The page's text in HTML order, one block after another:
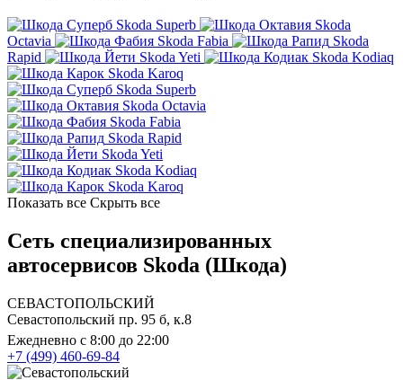
Skoda Superb
Skoda
Octavia
Skoda Fabia
Skoda
Rapid
Skoda Yeti
Skoda Kodiaq
Skoda Karoq
Skoda Superb
Skoda Octavia
Skoda Fabia
Skoda Rapid
Skoda Yeti
Skoda Kodiaq
Skoda Karoq
Показать все Скрыть все
Сеть специализированных
автосервисов Skoda (Шкода)
СЕВАСТОПОЛЬСКИЙ
Севастопольский пр. 95 б, к.8
Ежедневно с 8:00 до 22:00
+7 (499) 460-69-84